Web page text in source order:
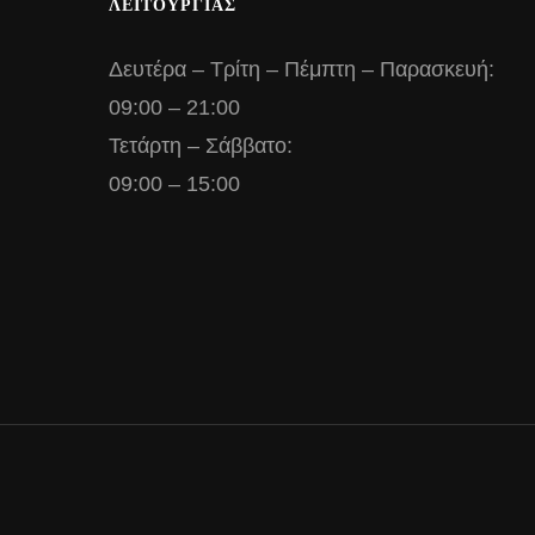
ΛΕΙΤΟΥΡΓΙΑΣ
Δευτέρα – Τρίτη – Πέμπτη – Παρασκευή:
09:00 – 21:00
Τετάρτη – Σάββατο:
09:00 – 15:00